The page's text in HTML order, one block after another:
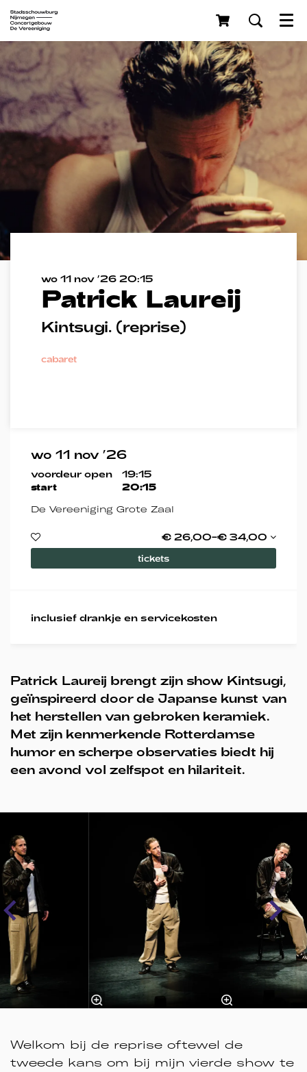
Menu
Patrick Laureij
Kintsugi. (reprise)
wo 11 nov ’26 20:15
cabaret
wo 11 nov ’26
voordeur open
19:15
start
20:15
De Vereeniging Grote Zaal
€ 26,00–€ 34,00
tickets
inclusief drankje en servicekosten
Patrick Laureij brengt zijn show Kintsugi,
geïnspireerd door de Japanse kunst van
het herstellen van gebroken keramiek.
Met zijn kenmerkende Rotterdamse
humor en scherpe observaties biedt hij
een avond vol zelfspot en hilariteit.
Welkom bij de reprise oftewel de
tweede kans om bij mijn vierde show te